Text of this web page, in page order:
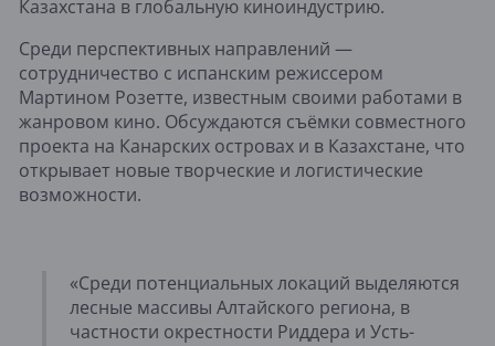
Казахстана в глобальную киноиндустрию.
Среди перспективных направлений —
сотрудничество с испанским режиссером
Мартином Розетте, известным своими работами в
жанровом кино. Обсуждаются съёмки совместного
проекта на Канарских островах и в Казахстане, что
открывает новые творческие и логистические
возможности.
«Среди потенциальных локаций выделяются
лесные массивы Алтайского региона, в
частности окрестности Риддера и Усть-